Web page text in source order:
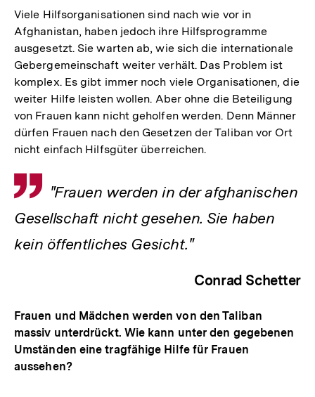
Viele Hilfsorganisationen sind nach wie vor in
Afghanistan, haben jedoch ihre Hilfsprogramme
ausgesetzt. Sie warten ab, wie sich die internationale
Gebergemeinschaft weiter verhält. Das Problem ist
komplex. Es gibt immer noch viele Organisationen, die
weiter Hilfe leisten wollen. Aber ohne die Beteiligung
von Frauen kann nicht geholfen werden. Denn Männer
dürfen Frauen nach den Gesetzen der Taliban vor Ort
nicht einfach Hilfsgüter überreichen.
Zitat
"Frauen werden in der afghanischen
Gesellschaft nicht gesehen. Sie haben
kein öffentliches Gesicht."
Conrad Schetter
Frauen und Mädchen werden von den Taliban
massiv unterdrückt. Wie kann unter den gegebenen
Umständen eine tragfähige Hilfe für Frauen
aussehen?